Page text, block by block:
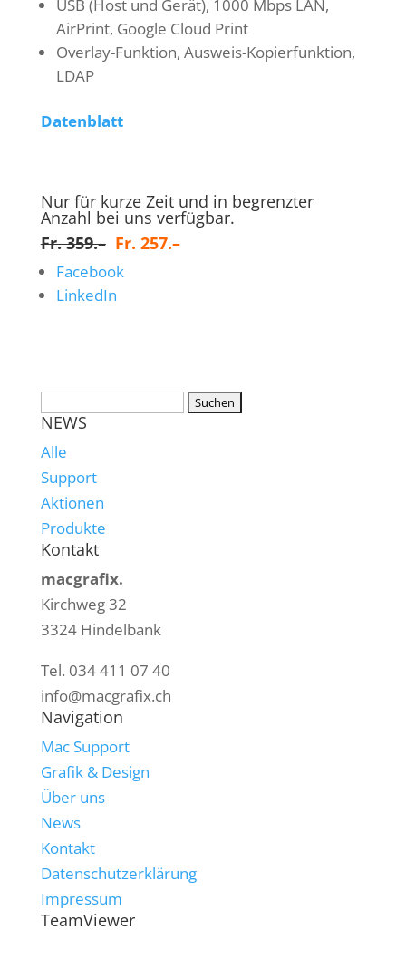
USB (Host und Gerät), 1000 Mbps LAN,
AirPrint, Google Cloud Print
Overlay-Funktion, Ausweis-Kopierfunktion,
LDAP
Datenblatt
Nur für kurze Zeit und in begrenzter
Anzahl bei uns verfügbar.
Fr. 359.– Fr. 257.–
Facebook
LinkedIn
NEWS
Alle
Support
Aktionen
Produkte
Kontakt
macgrafix.
Kirchweg 32
3324 Hindelbank
Tel. 034 411 07 40
info@macgrafix.ch
Navigation
Mac Support
Grafik & Design
Über uns
News
Kontakt
Datenschutzerklärung
Impressum
TeamViewer